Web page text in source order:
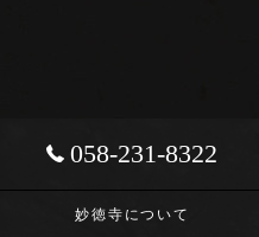
058-231-8322
妙徳寺について